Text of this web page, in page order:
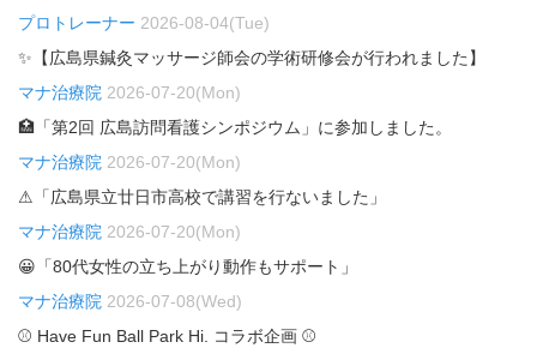
プロトレーナー 2026-08-04(Tue)
✨【広島県鍼灸マッサージ師会の学術研修会が行われました】
マナ治療院 2026-07-20(Mon)
🏥「第2回 広島訪問看護シンポジウム」に参加しました。
マナ治療院 2026-07-20(Mon)
⚠「広島県立廿日市高校で講習を行ないました」
マナ治療院 2026-07-20(Mon)
😀「80代女性の立ち上がり動作もサポート」
マナ治療院 2026-07-08(Wed)
⚾ Have Fun Ball Park Hi. コラボ企画 ⚾